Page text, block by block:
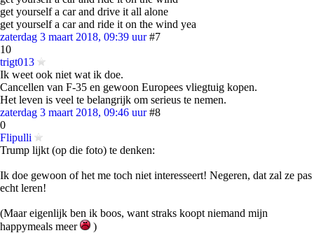
get yourself a car and drive it all alone
get yourself a car and ride it on the wind yea
zaterdag 3 maart 2018, 09:39 uur #7
10
trigt013
Ik weet ook niet wat ik doe.
Cancellen van F-35 en gewoon Europees vliegtuig kopen.
Het leven is veel te belangrijk om serieus te nemen.
zaterdag 3 maart 2018, 09:46 uur #8
0
Flipulli
Trump lijkt (op die foto) te denken:
Ik doe gewoon of het me toch niet interesseert! Negeren, dat zal ze pas
echt leren!
(Maar eigenlijk ben ik boos, want straks koopt niemand mijn
happymeals meer
)